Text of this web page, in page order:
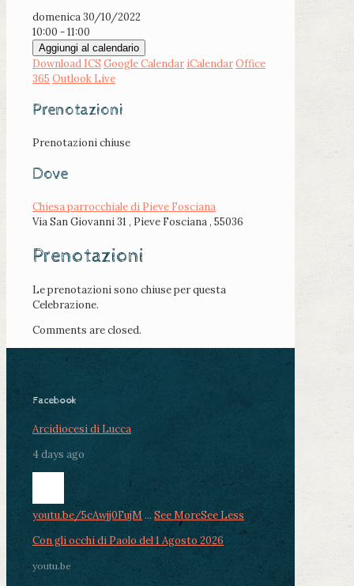
domenica 30/10/2022
10:00 - 11:00
Aggiungi al calendario
Download ICS Google Calendar iCalendarOffice
365 Outlook Live
Prenotazioni
Prenotazioni chiuse
Dove
Chiesa parrocchiale di Pieve Fosciana
Via San Giovanni 31 , Pieve Fosciana , 55036
Prenotazioni
Le prenotazioni sono chiuse per questa
Celebrazione.
Comments are closed.
Facebook
Arcidiocesi di Lucca
4 days ago
youtu.be/5cAwjj0FujM ... See MoreSee Less
Con gli occhi di Paolo del 1 Agosto 2026
youtu.be